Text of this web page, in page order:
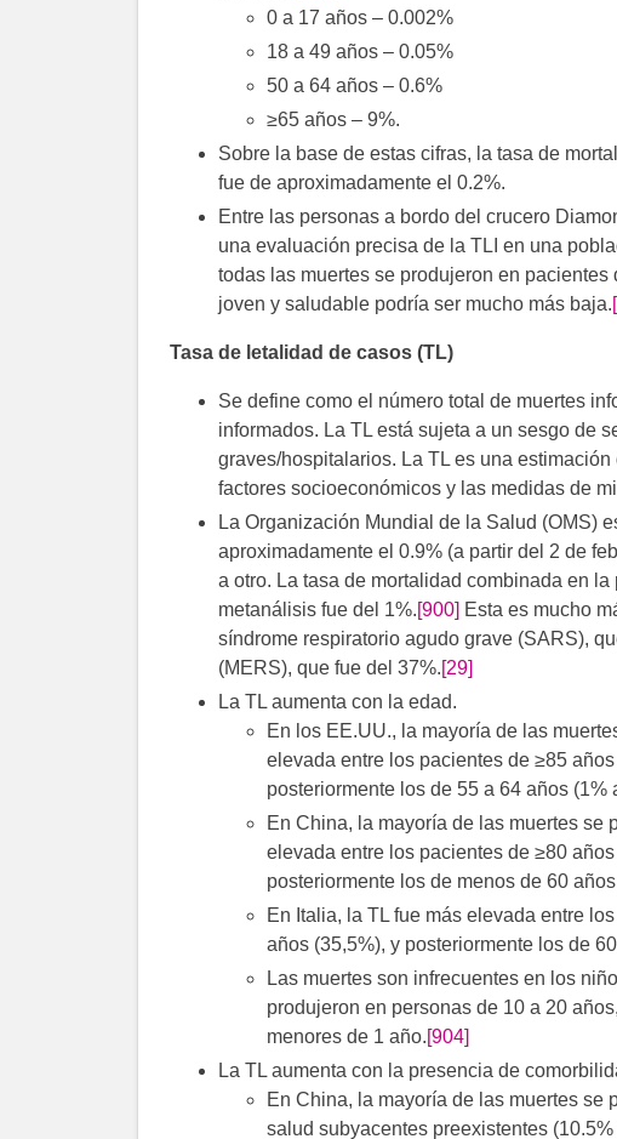
0 a 17 años – 0.002%
18 a 49 años – 0.05%
50 a 64 años – 0.6%
≥65 años – 9%.
Sobre la base de estas cifras, la tasa de
fue de aproximadamente el 0.2%.
Entre las personas a bordo del crucero
una evaluación precisa de la TLI en una
todas las muertes se produjeron en
joven y saludable podría ser mucho más baja.
Tasa de letalidad de casos (TL)
Se define como el número total de muertes
informados. La TL está sujeta a un sesgo de
graves/hospitalarios. La TL es una
factores socioeconómicos y las medidas de
La Organización Mundial de la Salud (OMS)
aproximadamente el 0.9% (a partir del 2 de
a otro. La tasa de mortalidad combinada en
metanálisis fue del 1%.[900] Esta es mucho
síndrome respiratorio agudo grave (SARS),
(MERS), que fue del 37%.[29]
La TL aumenta con la edad.
En los EE.UU., la mayoría de las
elevada entre los pacientes de ≥85
posteriormente los de 55 a 64 años
En China, la mayoría de las muertes se
elevada entre los pacientes de ≥80
posteriormente los de menos de 60
En Italia, la TL fue más elevada entre
años (35,5%), y posteriormente los de
Las muertes son infrecuentes en los
produjeron en personas de 10 a 20
menores de 1 año.[904]
La TL aumenta con la presencia de
En China, la mayoría de las muertes se
salud subyacentes preexistentes